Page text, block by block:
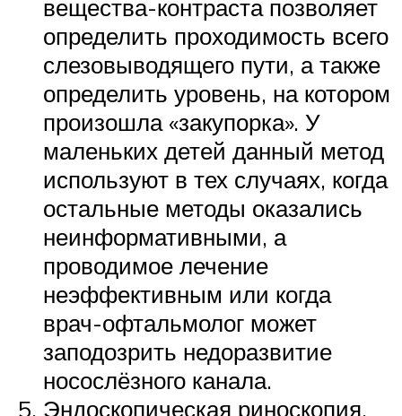
вещества-контраста позволяет
определить проходимость всего
слезовыводящего пути, а также
определить уровень, на котором
произошла «закупорка». У
маленьких детей данный метод
используют в тех случаях, когда
остальные методы оказались
неинформативными, а
проводимое лечение
неэффективным или когда
врач-офтальмолог может
заподозрить недоразвитие
носослёзного канала.
Эндоскопическая риноскопия,